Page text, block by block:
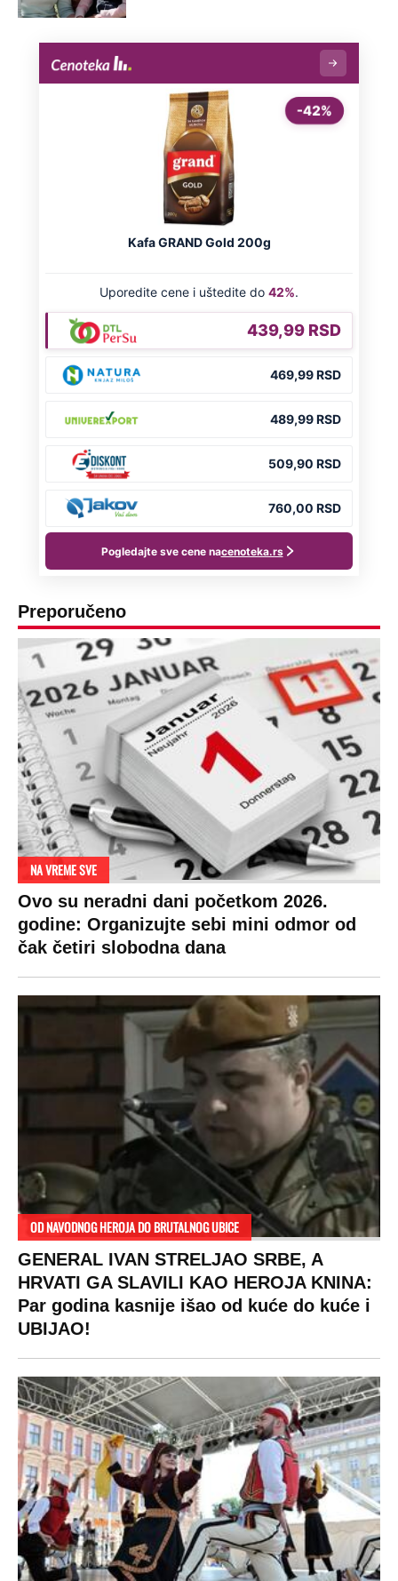
Preporučeno
NA VREME SVE
Ovo su neradni dani početkom 2026.
godine: Organizujte sebi mini odmor od
čak četiri slobodna dana
OD NAVODNOG HEROJA DO BRUTALNOG UBICE
GENERAL IVAN STRELJAO SRBE, A
HRVATI GA SLAVILI KAO HEROJA KNINA:
Par godina kasnije išao od kuće do kuće i
UBIJAO!